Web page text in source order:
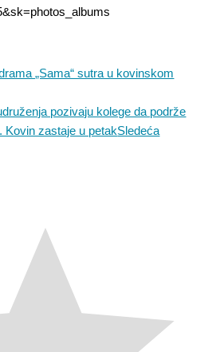
„Sama“ sutra u kovinskom
pozivaju kolege da podrže
Kovin zastaje u petakSledeća